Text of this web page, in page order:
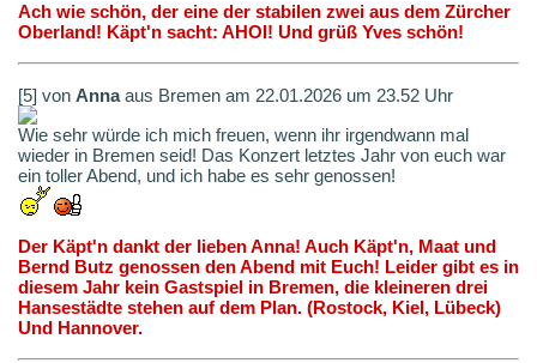
Ach wie schön, der eine der stabilen zwei aus dem Zürcher
Oberland! Käpt'n sacht: AHOI! Und grüß Yves schön!
[5] von Annaaus Bremen am 22.01.2026 um 23.52 Uhr
Wie sehr würde ich mich freuen, wenn ihr irgendwann mal
wieder in Bremen seid! Das Konzert letztes Jahr von euch war
ein toller Abend, und ich habe es sehr genossen!
Der Käpt'n dankt der lieben Anna! Auch Käpt'n, Maat und
Bernd Butz genossen den Abend mit Euch! Leider gibt es in
diesem Jahr kein Gastspiel in Bremen, die kleineren drei
Hansestädte stehen auf dem Plan. (Rostock, Kiel, Lübeck)
Und Hannover.